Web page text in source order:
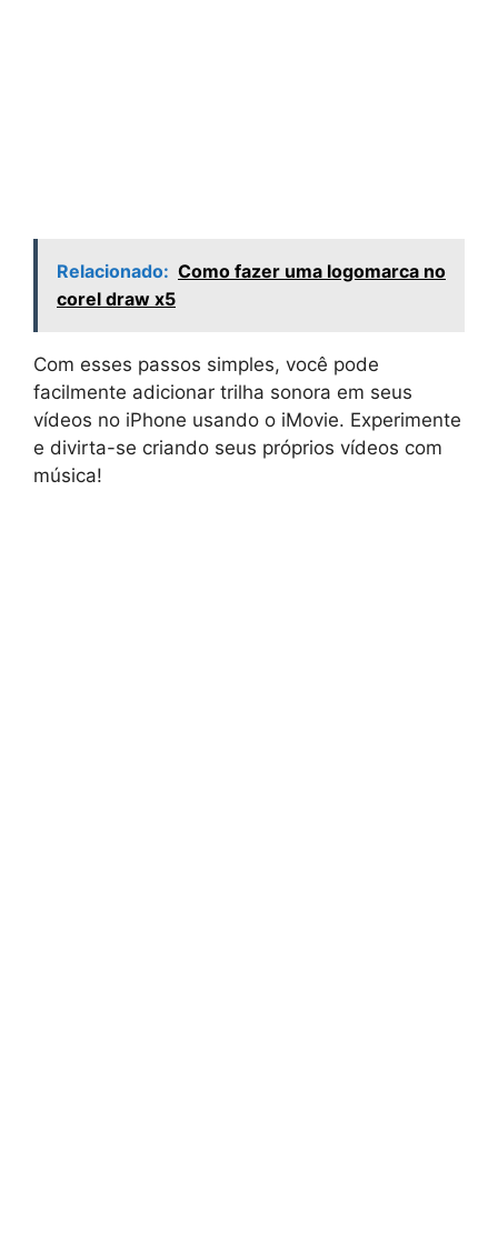
Relacionado: Como fazer uma logomarca no
corel draw x5
Com esses passos simples, você pode
facilmente adicionar trilha sonora em seus
vídeos no iPhone usando o iMovie. Experimente
e divirta-se criando seus próprios vídeos com
música!